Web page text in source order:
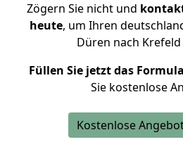
Zögern Sie nicht und
heute, um Ihren
Düren nach
Füllen Sie jetzt das
Sie kostenlose
Kostenlose